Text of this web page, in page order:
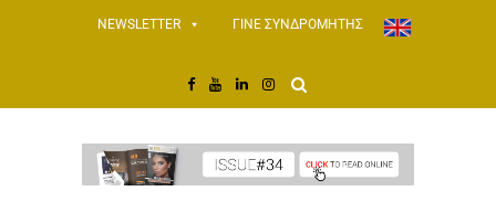
NEWSLETTER ΓΙΝΕ ΣΥΝΔΡΟΜΗΤΗΣ